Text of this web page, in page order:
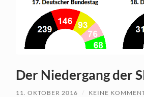
Der Niedergang der
11. OKTOBER 2016 / KEINE